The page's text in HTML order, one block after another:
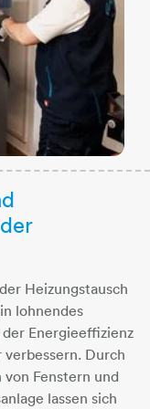
Heizungstausch
lohnendes
Energieeffizienz
Durch
Fenstern und
lassen sich